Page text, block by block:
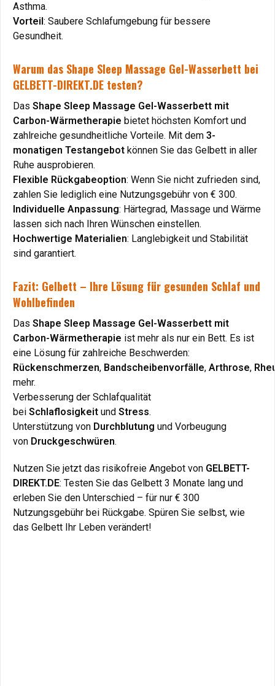
Asthma.
Vorteil: Saubere Schlafumgebung für bessere
Gesundheit.
Warum das Shape Sleep Massage Gel-Wasserbett bei
GELBETT-DIREKT.DE testen?
Das Shape Sleep Massage Gel-Wasserbett mit
Carbon-Wärmetherapie bietet höchsten Komfort und
zahlreiche gesundheitliche Vorteile. Mit dem 3-
monatigen Testangebot können Sie das Gelbett in aller
Ruhe ausprobieren.
Flexible Rückgabeoption: Wenn Sie nicht zufrieden sind,
zahlen Sie lediglich eine Nutzungsgebühr von € 300.
Individuelle Anpassung: Härtegrad, Massage und Wärme
lassen sich nach Ihren Wünschen einstellen.
Hochwertige Materialien: Langlebigkeit und Stabilität
sind garantiert.
Fazit: Gelbett – Ihre Lösung für gesunden Schlaf und
Wohlbefinden
Das Shape Sleep Massage Gel-Wasserbett mit
Carbon-Wärmetherapie ist mehr als nur ein Bett. Es ist
eine Lösung für zahlreiche Beschwerden:
Rückenschmerzen, Bandscheibenvorfälle, Arthrose,
mehr.
Verbesserung der Schlafqualität
bei Schlaflosigkeit und Stress.
Unterstützung von Durchblutung und Vorbeugung
von Druckgeschwüren.
Nutzen Sie jetzt das risikofreie Angebot von GELBETT-
DIREKT.DE: Testen Sie das Gelbett 3 Monate lang und
erleben Sie den Unterschied – für nur € 300
Nutzungsgebühr bei Rückgabe. Spüren Sie selbst, wie
das Gelbett Ihr Leben verändert!
Asthma.
Vorteil: Saubere Schlafumgebung für bessere
Gesundheit.
Warum das Shape Sleep Massage Gel-Wasserbett bei
GELBETT-DIREKT.DE testen?
Das Shape Sleep Massage Gel-Wasserbett mit
Carbon-Wärmetherapie bietet höchsten Komfort und
zahlreiche gesundheitliche Vorteile. Mit dem 3-
monatigen Testangebot können Sie das Gelbett in aller
Ruhe ausprobieren.
Flexible Rückgabeoption: Wenn Sie nicht zufrieden sind,
zahlen Sie lediglich eine Nutzungsgebühr von € 300.
Individuelle Anpassung: Härtegrad, Massage und Wärme
lassen sich nach Ihren Wünschen einstellen.
Hochwertige Materialien: Langlebigkeit und Stabilität
sind garantiert.
Fazit: Gelbett – Ihre Lösung für gesunden Schlaf und
Wohlbefinden
Das Shape Sleep Massage Gel-Wasserbett mit
Carbon-Wärmetherapie ist mehr als nur ein Bett. Es ist
eine Lösung für zahlreiche Beschwerden:
Rückenschmerzen, Bandscheibenvorfälle, Arthrose,
mehr.
Verbesserung der Schlafqualität
bei Schlaflosigkeit und Stress.
Unterstützung von Durchblutung und Vorbeugung
von Druckgeschwüren.
Nutzen Sie jetzt das risikofreie Angebot von GELBETT-
DIREKT.DE: Testen Sie das Gelbett 3 Monate lang und
erleben Sie den Unterschied – für nur € 300
Nutzungsgebühr bei Rückgabe. Spüren Sie selbst, wie
das Gelbett Ihr Leben verändert!